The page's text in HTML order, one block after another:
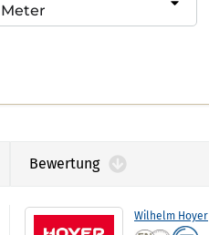
Bewertung
Wilhelm Hoyer